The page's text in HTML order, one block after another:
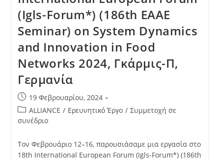
(Igls-Forum*) (186th EAAE
Seminar) on System Dynamics
and Innovation in Food
Networks 2024, Γκάρμις-Π,
Γερμανία
19 Φεβρουαρίου, 2024
ALLIANCE / Ερευνητικό Έργο / Συμμετοχή σε
συνέδριο
Τον Φεβρουάριο 12–16, παρουσιάσαμε μια εργασία στο
18th International European Forum (Igls-Forum*) (186th